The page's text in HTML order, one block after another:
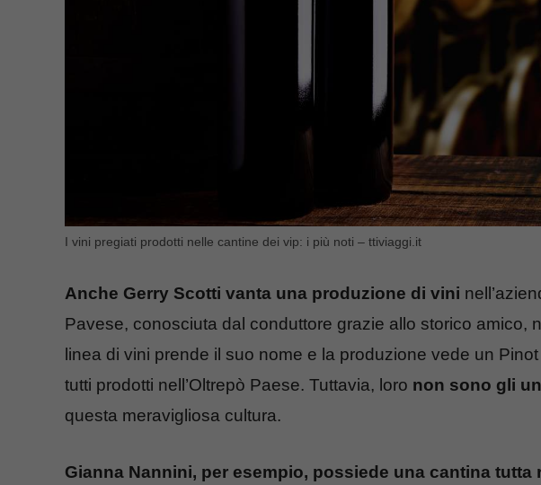
I vini pregiati prodotti nelle cantine dei vip: i più noti – ttiviaggi.it
Anche Gerry Scotti vanta una produzione di vini
Pavese, conosciuta dal conduttore grazie allo storico amico,
linea di vini prende il suo nome e la produzione vede un
tutti prodotti nell’Oltrepò Paese. Tuttavia, loro non sono gli
questa meravigliosa cultura.
Gianna Nannini, per esempio, possiede una cantina tutta